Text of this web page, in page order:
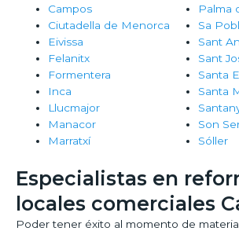
Campos
Ciutadella de Menorca
Eivissa
Felanitx
Formentera
Inca
Llucmajor
Manacor
Marratxí
Palma
Sa
Sant
Sant
Santa
Santa
Son
Sóller
Especialistas en
locales comerciales
Poder tener éxito al momento de